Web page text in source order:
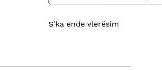
S'ka ende vlerësim